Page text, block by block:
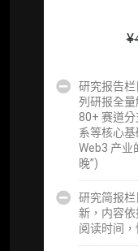
¥
研究报告
列研报全
80+ 赛道
系等核心
Web3 产业
晚”)
研究简报
新，内容
阅读时间，
提前获取
分析师 1
分析师专
核）
查阅分析师
机构专属
研精进）